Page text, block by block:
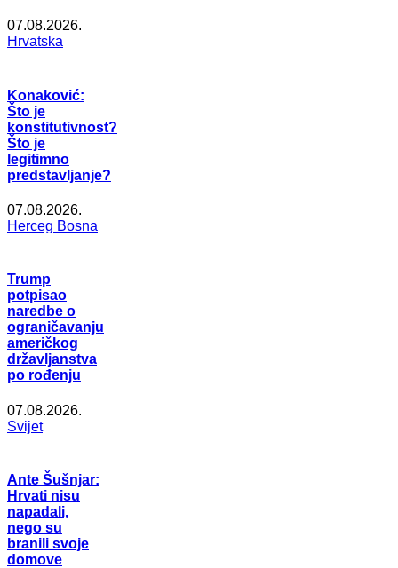
07.08.2026.
Hrvatska
Konaković:
Što je
konstitutivnost?
Što je
legitimno
predstavljanje?
07.08.2026.
Herceg Bosna
Trump
potpisao
naredbe o
ograničavanju
američkog
državljanstva
po rođenju
07.08.2026.
Svijet
Ante Šušnjar:
Hrvati nisu
napadali,
nego su
branili svoje
domove